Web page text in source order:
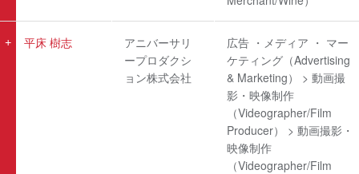
平床 樹志
アニバーサリ
ープロダクシ
ョン株式会社
広告 ・メディア ・ マー
ケティング（Advertising
& Marketing） > 動画撮
影・映像制作
（Videographer/Film
Producer） > 動画撮影・
映像制作
（Videographer/Film